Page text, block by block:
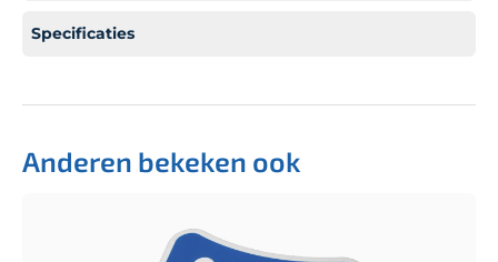
Specificaties
Anderen bekeken ook